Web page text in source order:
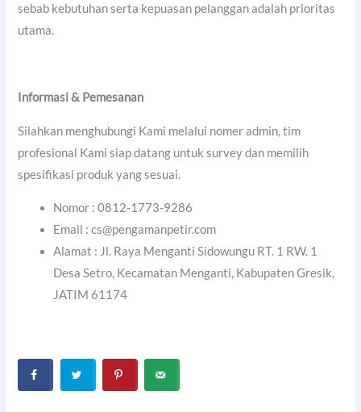
sebab kebutuhan serta kepuasan pelanggan adalah prioritas
utama.
Informasi & Pemesanan
Silahkan menghubungi Kami melalui nomer admin, tim
profesional Kami siap datang untuk survey dan memilih
spesifikasi produk yang sesuai.
Nomor : 0812-1773-9286
Email : cs@pengamanpetir.com
Alamat : Jl. Raya Menganti Sidowungu RT. 1 RW. 1
Desa Setro, Kecamatan Menganti, Kabupaten Gresik,
JATIM 61174